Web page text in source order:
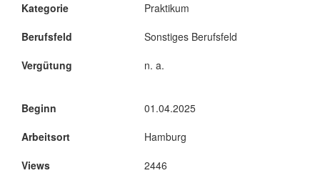
Kategorie
Berufsfeld
Vergütung
Praktikum
Sonstiges Berufsfeld
n. a.
Beginn
Arbeitsort
Views
01.04.2025
Hamburg
2446